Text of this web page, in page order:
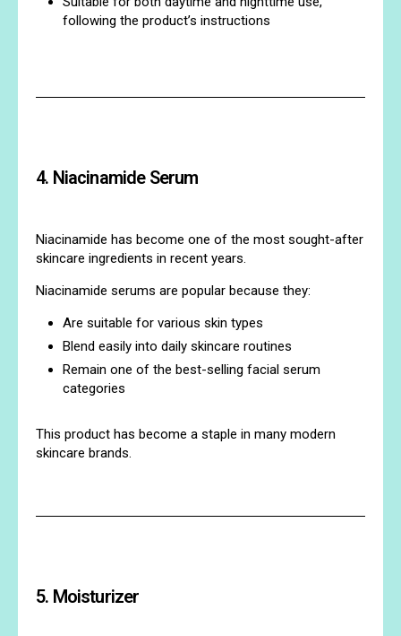
following the product’s instructions
4. Niacinamide Serum
Niacinamide has become one of the most sought-after
skincare ingredients in recent years.
Niacinamide serums are popular because they:
Are suitable for various skin types
Blend easily into daily skincare routines
Remain one of the best-selling facial serum
categories
This product has become a staple in many modern
skincare brands.
5. Moisturizer